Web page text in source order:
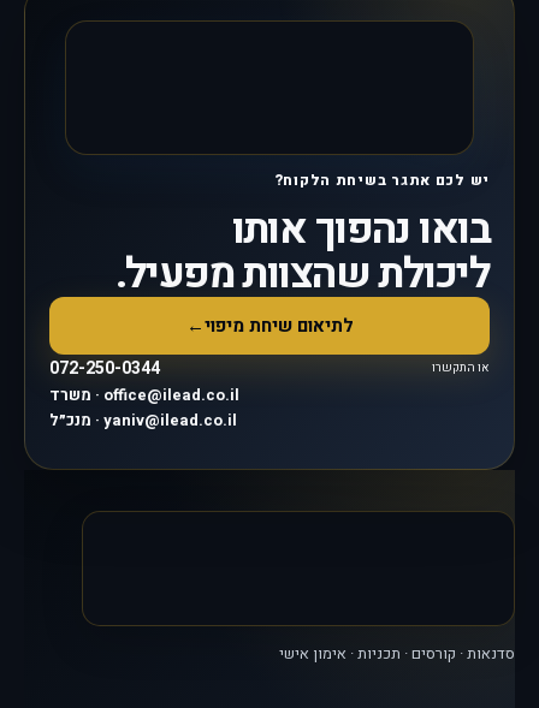
יש לכם אתגר בשיחת הלקוח?
בואו נהפוך אותו
ליכולת שהצוות מפעיל.
לתיאום שיחת מיפוי←
או התקשרו 072-250-0344
משרד · office@ilead.co.il
מנכ״ל · yaniv@ilead.co.il
סדנאות · קורסים · תכניות · אימון אישי